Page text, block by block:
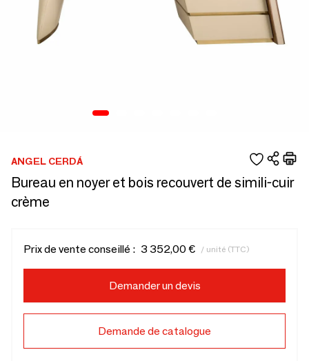
ANGEL CERDÁ
Bureau en noyer et bois recouvert de simili-cuir
crème
Prix de vente conseillé : 3 352,00 € / unité (TTC)
Demander un devis
Demande de catalogue